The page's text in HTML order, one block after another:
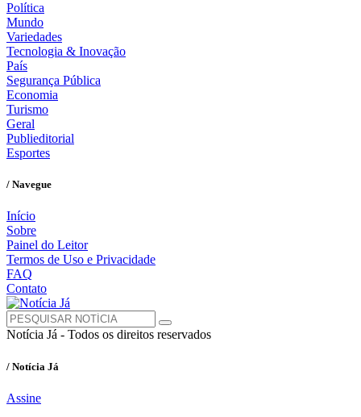
Política
Mundo
Variedades
Tecnologia & Inovação
País
Segurança Pública
Economia
Turismo
Geral
Publieditorial
Esportes
/ Navegue
Início
Sobre
Painel do Leitor
Termos de Uso e Privacidade
FAQ
Contato
Notícia Já - Todos os direitos reservados
/ Notícia Já
Assine